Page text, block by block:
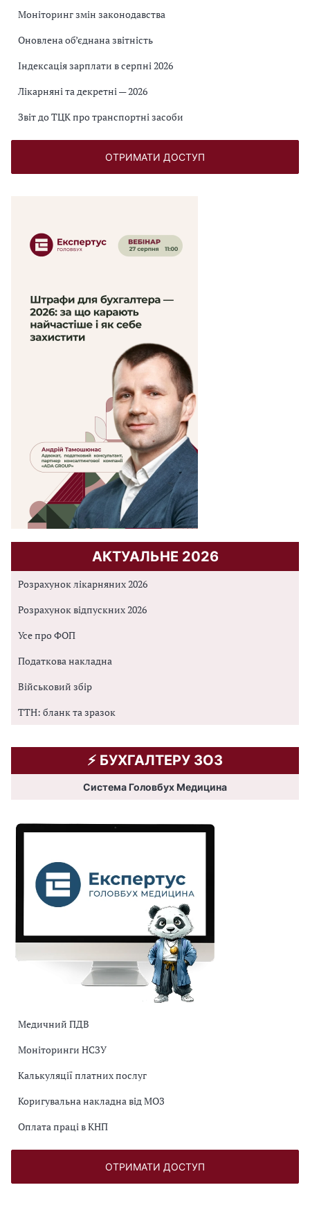
Моніторинг змін законодавства
Оновлена об’єднана звітність
Індексація зарплати в серпні 2026
Лікарняні та декретні — 2026
Звіт до ТЦК про транспортні засоби
ОТРИМАТИ ДОСТУП
АКТУАЛЬНЕ 2026
Розрахунок лікарняних 2026
Розрахунок відпускних 2026
Усе про ФОП
Податкова накладна
Військовий збір
ТТН: бланк та зразок
⚡️ БУХГАЛТЕРУ ЗОЗ
Система Головбух Медицина
Медичний ПДВ
Моніторинги НСЗУ
Калькуляції платних послуг
Коригувальна накладна від МОЗ
Оплата праці в КНП
ОТРИМАТИ ДОСТУП